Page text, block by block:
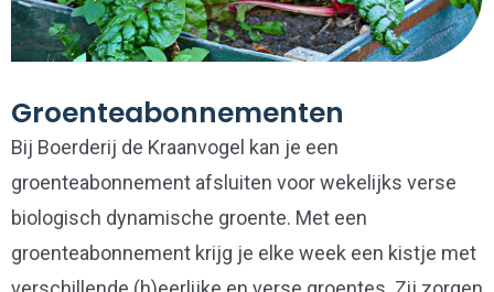
Groenteabonnementen
Bij Boerderij de Kraanvogel kan je een
groenteabonnement afsluiten voor wekelijks verse
biologisch dynamische groente. Met een
groenteabonnement krijg je elke week een kistje met